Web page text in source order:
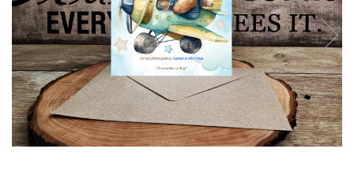
Meniuri & nr de BOTEZ
Plicuri si cartoane pentru INVITATII
TAVA pentru MOT
Cruciulite de BOTEZ
Invitatii BANCHET
Baloane & decoratiuni BOTEZ
Pahare Miri & Nasi
Cocarde nunta
Inmormatare/pomana
Meniuri pentru NUNTA
Decoratiuni NUNTA